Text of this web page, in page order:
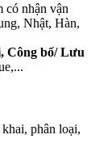
nhận vận
Nhật, Hàn,
Công bố/ Lưu
phân loại,